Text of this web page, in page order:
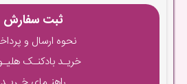
ثبت سفارش
نحوه ارسال و
خریـد بادکنـک